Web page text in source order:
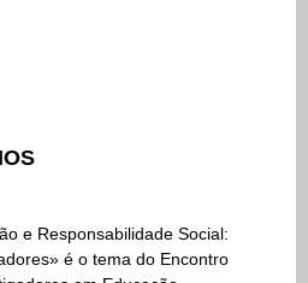
e Responsabilidade Social:
é o tema do Encontro